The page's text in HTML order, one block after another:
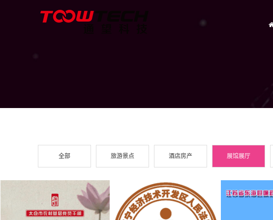
全部 旅游景点 酒店房产 展馆展厅